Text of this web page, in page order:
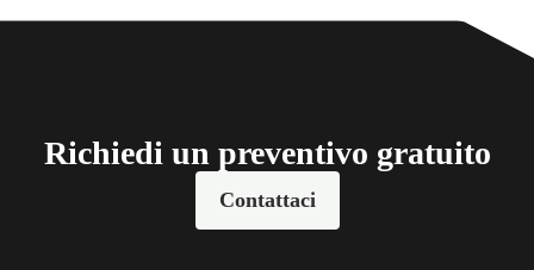
Richiedi un preventivo gratuito
Contattaci